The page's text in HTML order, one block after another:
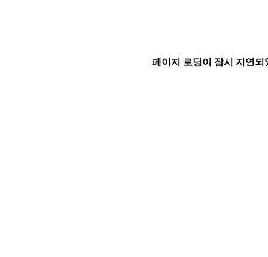
페이지 로딩이 잠시 지연